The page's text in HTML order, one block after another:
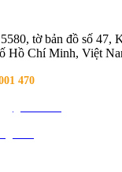
tờ bản đồ số 47,
Hồ Chí Minh, Việt
470